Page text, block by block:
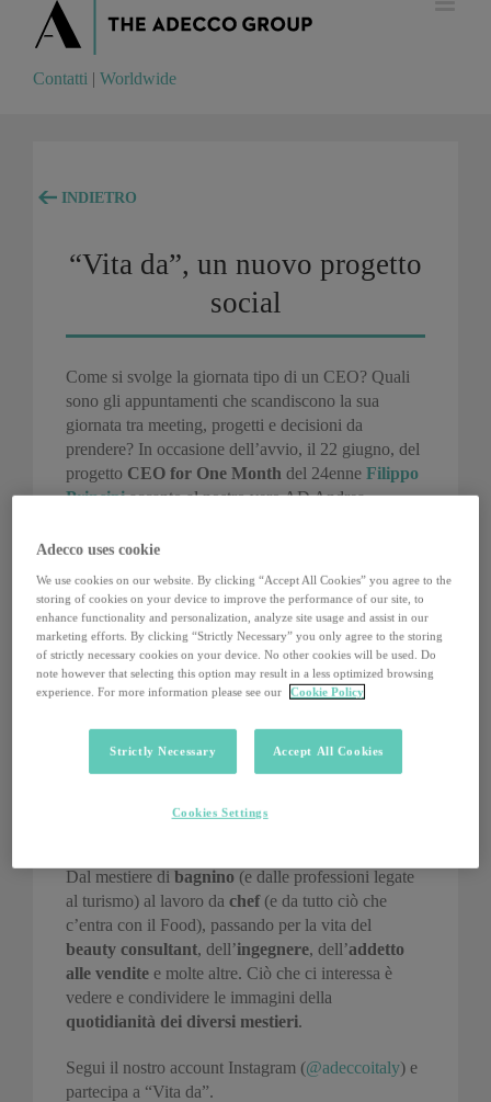
Contatti Worldwide
Contatti | Worldwide
INDIETRO
“Vita da”, un nuovo progetto
social
Come si svolge la giornata tipo di un CEO? Quali
sono gli appuntamenti che scandiscono la sua
giornata tra meeting, progetti e decisioni da
prendere? In occasione dell’avvio, il 22 giugno, del
progetto CEO for One Month del 24enne Filippo
Principiaccanto al nostro vero AD Andrea
Instagram la nuova iniziativa social
Partendo dall’hashtag #VitaDaCEO
attraverso il
profilo Instagram di AdeccoItaliasarà possibile
seguire giorno dopo giorno le attività del nostro
nuovo#CEO1Month Filippo, e raccogliere gli
scatti dei CEO che vorranno partecipare al progetto
Poi, mese dopo mese, la nostra community verrà
Instagram, con l’obiettivo di
Dal mestiere di bagnino (e dalle professioni legate
al turismo) al lavoro da chef(e da tutto ciò che
c’entra con il Food), passando per la vita del
beauty consultant, dell’ingegnere, dell’addetto
alle vendite e molte altre. Ciò che ci interessa è
vedere e condividere le immagini della
quotidianità dei diversi mestieri.
Segui il nostro account Instagram (@adeccoitaly) e
partecipa a “Vita da”.
Adecco uses cookie
We use cookies on our website. By clicking “Accept All Cookies” you agree to the
storing of cookies on your device to improve the performance of our site, to
enhance functionality and personalization, analyze site usage and assist in our
marketing efforts. By clicking “Strictly Necessary” you only agree to the storing
of strictly necessary cookies on your device. No other cookies will be used. Do
note however that selecting this option may result in a less optimized browsing
experience. For more information please see our
Cookie Policy
Strictly Necessary Accept All Cookies
Cookies Settings